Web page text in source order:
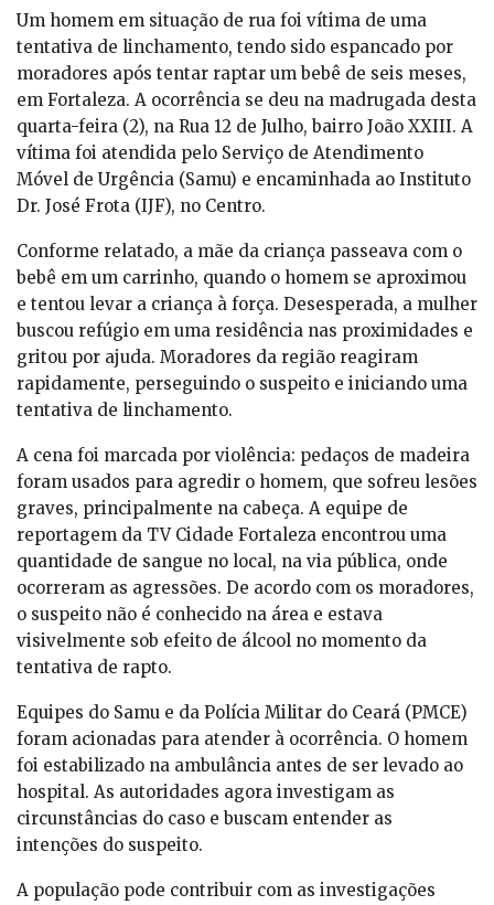
Um homem em situação de rua foi vítima de uma
tentativa de linchamento, tendo sido espancado por
moradores após tentar raptar um bebê de seis meses,
em Fortaleza. A ocorrência se deu na madrugada desta
quarta-feira (2), na Rua 12 de Julho, bairro João XXIII. A
vítima foi atendida pelo Serviço de Atendimento
Móvel de Urgência (Samu) e encaminhada ao Instituto
Dr. José Frota (IJF), no Centro.
Conforme relatado, a mãe da criança passeava com o
bebê em um carrinho, quando o homem se aproximou
e tentou levar a criança à força. Desesperada, a mulher
buscou refúgio em uma residência nas proximidades e
gritou por ajuda. Moradores da região reagiram
rapidamente, perseguindo o suspeito e iniciando uma
tentativa de linchamento.
A cena foi marcada por violência: pedaços de madeira
foram usados para agredir o homem, que sofreu lesões
graves, principalmente na cabeça. A equipe de
reportagem da TV Cidade Fortaleza encontrou uma
quantidade de sangue no local, na via pública, onde
ocorreram as agressões. De acordo com os moradores,
o suspeito não é conhecido na área e estava
visivelmente sob efeito de álcool no momento da
tentativa de rapto.
Equipes do Samu e da Polícia Militar do Ceará (PMCE)
foram acionadas para atender à ocorrência. O homem
foi estabilizado na ambulância antes de ser levado ao
hospital. As autoridades agora investigam as
circunstâncias do caso e buscam entender as
intenções do suspeito.
A população pode contribuir com as investigações